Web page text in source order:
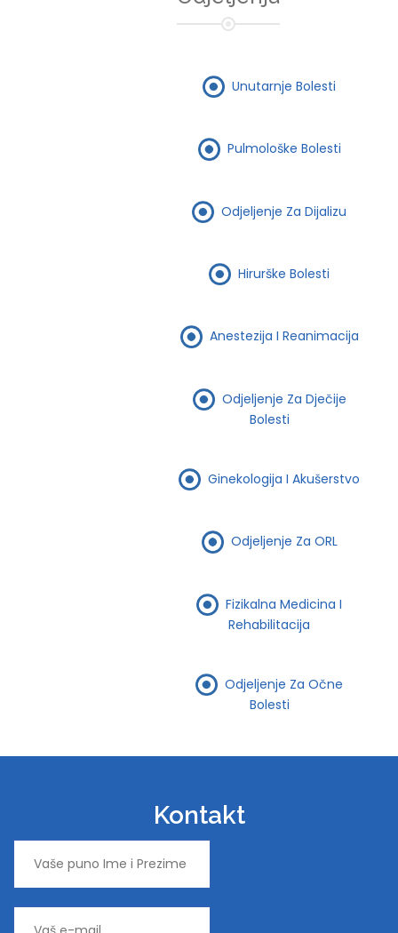
Unutarnje Bolesti
Pulmološke Bolesti
Odjeljenje Za Dijalizu
Hirurške Bolesti
Anestezija I Reanimacija
Odjeljenje Za Dječije
Bolesti
Ginekologija I Akušerstvo
Odjeljenje Za ORL
Fizikalna Medicina I
Rehabilitacija
Odjeljenje Za Očne
Bolesti
Kontakt